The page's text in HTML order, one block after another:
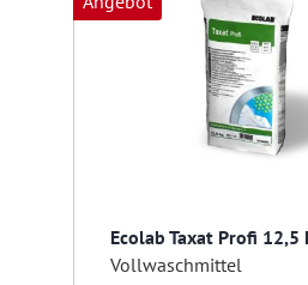
Ecolab Taxat Profi 12,5
Vollwaschmittel